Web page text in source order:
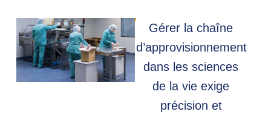
Gérer la chaîne
d’approvisionnement
dans les sciences
de la vie exige
précision et